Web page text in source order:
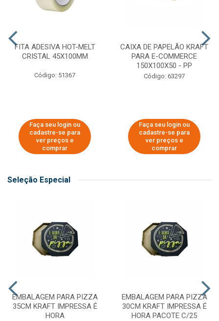
FITA ADESIVA HOT-MELT
CRISTAL 45X100MM
Código: 51367
Faça seu login ou
cadastre-se para
ver preços e
comprar
CAIXA DE PAPELÃO KRAFT
PARA E-COMMERCE
150X100X50 - PP
Código: 63297
Faça seu login ou
cadastre-se para
ver preços e
comprar
Seleção Especial
EMBALAGEM PARA PIZZA
35CM KRAFT IMPRESSA É
HORA
EMBALAGEM PARA PIZZA
30CM KRAFT IMPRESSA É
HORA PACOTE C/25